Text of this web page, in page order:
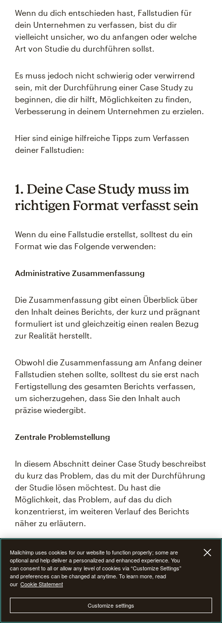
Wenn du dich entschieden hast, Fallstudien für
dein Unternehmen zu verfassen, bist du dir
vielleicht unsicher, wo du anfangen oder welche
Art von Studie du durchführen sollst.
Es muss jedoch nicht schwierig oder verwirrend
sein, mit der Durchführung einer Case Study zu
beginnen, die dir hilft, Möglichkeiten zu finden,
Verbesserung in deinem Unternehmen zu erzielen.
Hier sind einige hilfreiche Tipps zum Verfassen
deiner Fallstudien:
1. Deine Case Study muss im
richtigen Format verfasst sein
Wenn du eine Fallstudie erstellst, solltest du ein
Format wie das Folgende verwenden:
Administrative Zusammenfassung
Die Zusammenfassung gibt einen Überblick über
den Inhalt deines Berichts, der kurz und prägnant
formuliert ist und gleichzeitig einen realen Bezug
zur Realität herstellt.
Obwohl die Zusammenfassung am Anfang deiner
Fallstudien stehen sollte, solltest du sie erst nach
Fertigstellung des gesamten Berichts verfassen,
um sicherzugehen, dass Sie den Inhalt auch
präzise wiedergibt.
Zentrale Problemstellung
In diesem Abschnitt deiner Case Study beschreibst
du kurz das Problem, das du mit der Durchführung
der Studie lösen möchtest. Du hast die
Möglichkeit, das Problem, auf das du dich
konzentrierst, im weiteren Verlauf des Berichts
näher zu erläutern.
Problemerkundung
Dieser Teil der Case Study ist nicht so kurz wie die
beiden anderen und geht ausführlicher auf das
vorliegende Problem ein. Deine Problemerkundung
muss Aufschluss darüber geben, warum und wie
Mailchimp uses cookies for our website to function properly; some are
optional and help deliver a personalized and enhanced experience. You
can consent to all or allow any level of cookies via “Customize Settings”
and preferences can be changed at anytime. To learn more, read
our Cookie Statement
Customize settings